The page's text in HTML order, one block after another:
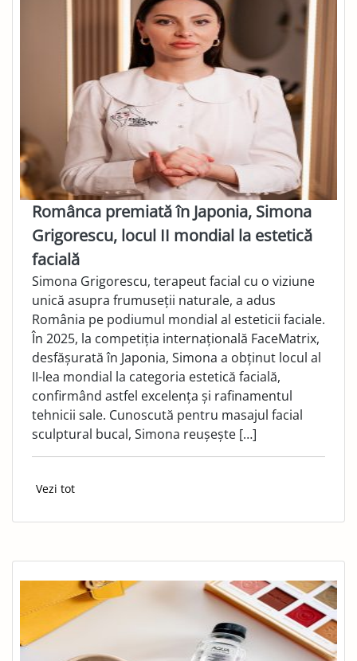
Românca premiată în Japonia, Simona
Grigorescu, locul II mondial la estetică
facială
Simona Grigorescu, terapeut facial cu o viziune
unică asupra frumuseții naturale, a adus
România pe podiumul mondial al esteticii faciale.
În 2025, la competiția internațională FaceMatrix,
desfășurată în Japonia, Simona a obținut locul al
II-lea mondial la categoria estetică facială,
confirmând astfel excelența și rafinamentul
tehnicii sale. Cunoscută pentru masajul facial
sculptural bucal, Simona reușește […]
Vezi tot